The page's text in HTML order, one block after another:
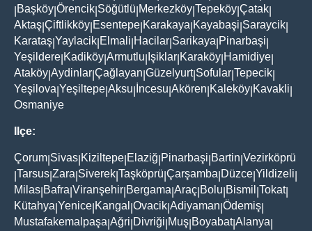
Başköy Örencik Söğütlü Merkezköy Tepeköy Çatak
Aktaş Çiftlikköy Esentepe Karakaya Kayabaşi Saraycik
Karataş Yaylacik Elmali Hacilar Sarikaya Pinarbaşi
Yeşildere Kadiköy Armutlu Işiklar Karaköy Hamidiye
Ataköy Aydinlar Çağlayan Güzelyurt| Sofular Tepecik
Yeşilova Yeşiltepe Aksu İncesu Akören Kaleköy Kavakli
Osmaniye
Ilçe:
Çorum Sivas Kiziltepe Elaziğ Pinarbaşi Bartin Vezirköprü
Tarsus Zara Siverek Taşköprü Çarşamba Düzce Yildizeli
Milas Bafra Viranşehir Bergama Araç Bolu Bismil Tokat|
Kütahya Yenice Kangal Ovacik Adiyaman Ödemiş
Mustafakemalpaşa Ağri Divriği Muş Boyabat|Alanya